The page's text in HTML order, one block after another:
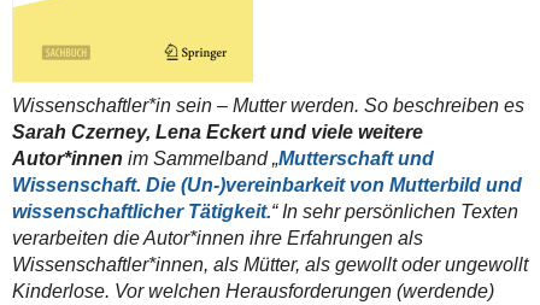
Wissenschaftler*in sein – Mutter werden. So beschreiben es
Sarah Czerney, Lena Eckert und viele weitere
Autor*innen im Sammelband „Mutterschaft und
Wissenschaft. Die (Un-)vereinbarkeit von Mutterbild und
wissenschaftlicher Tätigkeit.“ In sehr persönlichen Texten
verarbeiten die Autor*innen ihre Erfahrungen als
Wissenschaftler*innen, als Mütter, als gewollt oder ungewollt
Kinderlose. Vor welchen Herausforderungen (werdende)